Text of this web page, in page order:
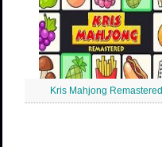
Kris Mahjong Remastered